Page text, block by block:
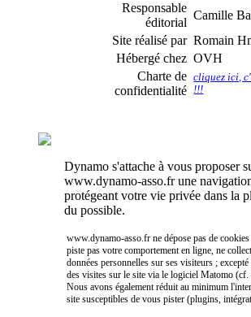
Responsable
éditorial
Camille
Site réalisé par Romain
Hébergé chez OVH
Charte de
confidentialité
cliquez ici,
!!!
Dynamo s'attache à vous proposer
www.dynamo-asso.fr une
protégeant votre vie privée dans la
du possible.
www.dynamo-asso.fr ne dépose pas de
piste pas votre comportement en ligne, ne
données personnelles sur ses visiteurs ;
des visites sur le site via le logiciel Matomo (cf.
Nous avons également réduit au minimum
site susceptibles de vous pister (plugins,